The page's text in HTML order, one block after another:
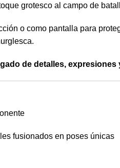
grotesco al campo de
o como pantalla para
de detalles,
fusionados en poses únicas